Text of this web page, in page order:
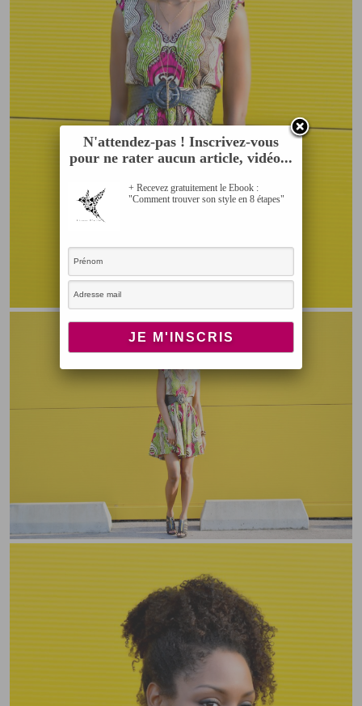
N'attendez-pas ! Inscrivez-vous
pour ne rater aucun article, vidéo...
+ Recevez gratuitement le Ebook :
"Comment trouver son style en 8 étapes"